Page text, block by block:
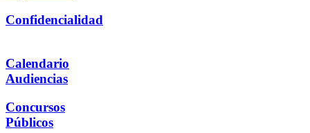
Confidencialidad
Calendario
Audiencias
Concursos
Públicos